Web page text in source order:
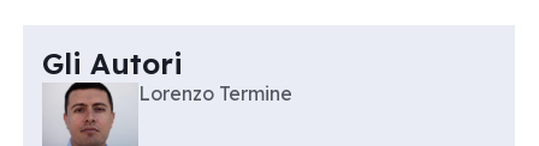
Gli Autori
Lorenzo Termine